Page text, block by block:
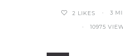
2 LIKES 3
10975